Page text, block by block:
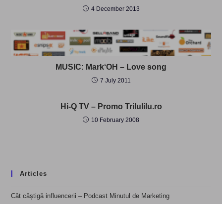
4 December 2013
MUSIC: Mark‘OH – Love song
7 July 2011
Hi-Q TV – Promo Trilulilu.ro
10 February 2008
Articles
Cât câștigă influencerii – Podcast Minutul de Marketing